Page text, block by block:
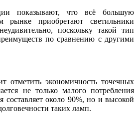
показывают, что всё большую
рынке приобретают светильники
поскольку такой тип
по сравнению с другими
отметить экономичность точечных
не только малого потребления
составляет около 90%, но и высокой
таких ламп.